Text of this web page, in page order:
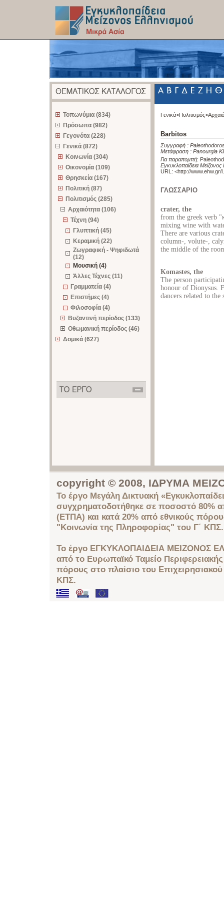
Τοπωνύμια (834)
Πρόσωπα (982)
Γεγονότα (228)
Γενικά (872)
Κοινωνία (304)
Οικονομία (109)
Θρησκεία (167)
Πολιτική (87)
Πολιτισμός (285)
Αρχαιότητα (106)
Τέχνη (94)
Γλυπτική (45)
Κεραμική (22)
Ζωγραφική - Ψηφιδωτά
(12)
Μουσική (4)
Άλλες Τέχνες (11)
Γραμματεία (4)
Επιστήμες (4)
Φιλοσοφία (4)
Βυζαντινή περίοδος (133)
Οθωμανική περίοδος (46)
Δομικά (627)
Γενικά>Πολιτισμός>
Barbitos
Συγγραφή :
Μετάφραση : Panourgia
Για παραπομπή:
Εγκυκλοπαίδεια
URL: <http://www.ehw.gr/
ΓΛΩΣΣΑΡΙΟ
crater, the
from the greek verb
mixing wine with
There are various
column-, volute-,
the middle of the
Komastes, the
The person
honour of Dionysus.
dancers related to
copyright © 2008, ΙΔΡΥΜΑ
Το έργο Μεγάλη Δικτυακή
συγχρηματοδοτήθηκε σε ποσοστό 80%
(ΕΤΠΑ) και κατά 20% από εθνικούς
"Κοινωνία της Πληροφορίας" του Γ΄ ΚΠΣ.
Το έργο ΕΓΚΥΚΛΟΠΑΙΔΕΙΑ ΜΕΙΖΟΝΟΣ
από το Ευρωπαϊκό Ταμείο
πόρους στο πλαίσιο του
ΚΠΣ.